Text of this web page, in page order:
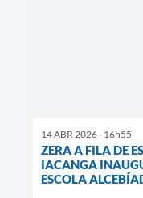
14 ABR 2026 - 16h55
ZERA A FILA DE
IACANGA
ESCOLA